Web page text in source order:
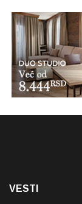
VESTI